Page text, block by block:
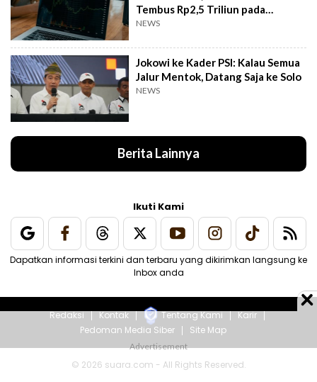
Tembus Rp2,5 Triliun pada
Semester I 2026
NEWS
Jokowi ke Kader PSI: Kalau Semua
Jalur Mentok, Datang Saja ke Solo
NEWS
Berita Lainnya
Ikuti Kami
Dapatkan informasi terkini dan terbaru yang dikirimkan langsung ke
Inbox anda
Redaksi Kontak Tentang Kami
Karir
Pedoman Media Siber
Site Map
© 2026 suara.com - All Rights Reserved.